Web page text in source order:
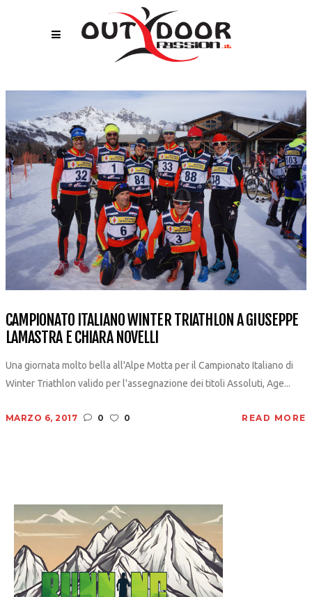
CAMPIONATO ITALIANO WINTER TRIATHLON A GIUSEPPE
LAMASTRA E CHIARA NOVELLI
Una giornata molto bella all'Alpe Motta per il Campionato Italiano di
Winter Triathlon valido per l'assegnazione dei titoli Assoluti, Age...
MARZO 6, 2017 0 0 READ MORE